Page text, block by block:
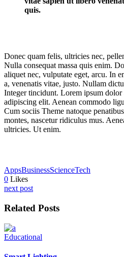
quis.
Donec quam felis, ultricies nec,
Nulla consequat massa quis enim.
aliquet nec, vulputate eget, arcu. In
a, venenatis vitae, justo. Nullam
Integer tincidunt. Lorem ipsum dolor
adipiscing elit. Aenean commodo
Cum sociis Theme natoque
montes, nascetur ridiculus mus.
ultricies. Ut enim.
AppsBusinessScienceTech
0 Likes
next post
Related Posts
Educational